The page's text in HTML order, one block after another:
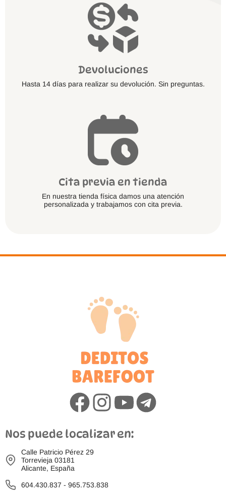
Devoluciones
Hasta 14 días para realizar su devolución. Sin preguntas.
Cita previa en tienda
En nuestra tienda física damos una atención
personalizada y trabajamos con cita previa.
Nos puede localizar en:
Calle Patricio Pérez 29
Torrevieja 03181
Alicante, España
604.430.837 - 965.753.838